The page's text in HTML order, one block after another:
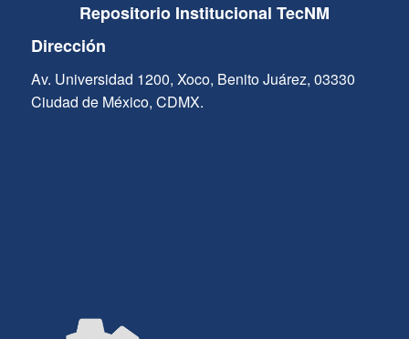
Repositorio Institucional TecNM
Dirección
Av. Universidad 1200, Xoco, Benito Juárez, 03330
Ciudad de México, CDMX.